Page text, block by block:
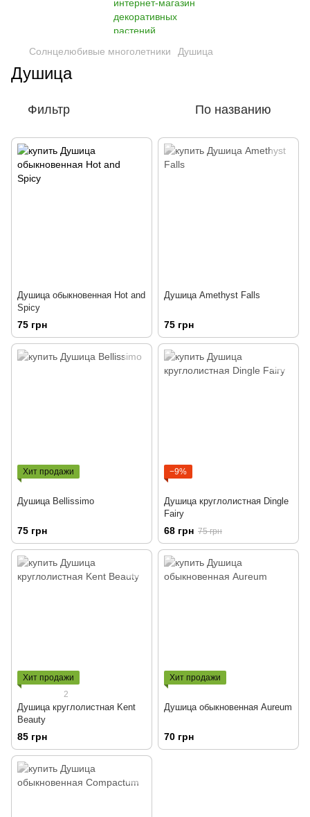
Солнцелюбивые многолетники Душица
Душица
Фильтр По названию
Душица обыкновенная Hot and
Spicy
75 грн
Душица Amethyst Falls
75 грн
Хит продажи
Душица Bellissimo
75 грн
−9%
Душица круглолистная Dingle
Fairy
68 грн 75 грн
Хит продажи
2
Душица круглолистная Kent
Beauty
85 грн
Хит продажи
Душица обыкновенная Aureum
70 грн